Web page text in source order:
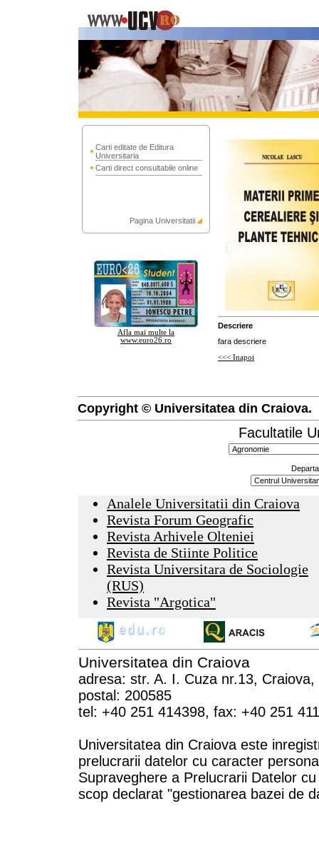
Carti editate de Editura
Universitaria
Carti direct consultabile online
Pagina Universitatii
Afla mai multe la
www.euro26.ro
Descriere
fara descriere
<<< Inapoi
Copyright © Universitatea din Craiova.
Facultatile
Analele Universitatii din Craiova
Revista Forum Geografic
Revista Arhivele Olteniei
Revista de Stiinte Politice
Revista Universitara de Sociologie
(RUS)
Revista "Argotica"
Universitatea din Craiova
adresa: str. A. I. Cuza nr.13,
postal: 200585
tel: +40 251 414398, fax: +40 251
Universitatea din Craiova este
prelucrarii datelor cu caracter
Supraveghere a Prelucrarii Datelor
scop declarat "gestionarea bazei de